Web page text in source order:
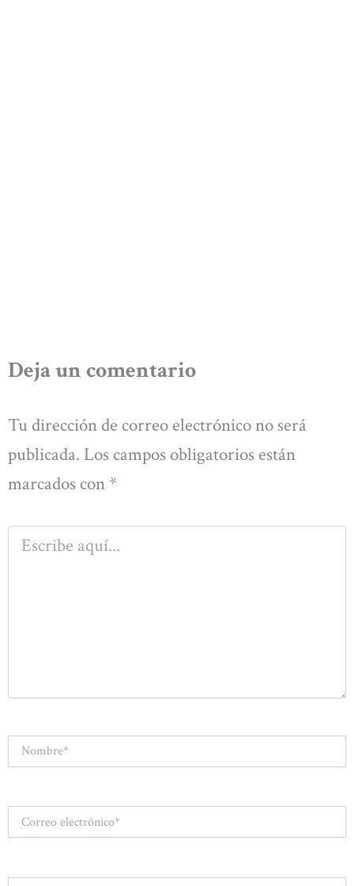
Deja un comentario
Tu dirección de correo electrónico no será
publicada. Los campos obligatorios están
marcados con *
aquí...
electrónico*